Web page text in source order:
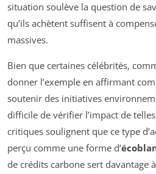
situation soulève la question de
qu’ils achètent suffisent à
massives.
Bien que certaines célébrités,
donner l’exemple en affirmant
soutenir des initiatives
difficile de vérifier l’impact de
critiques soulignent que ce type
perçu comme une forme d’
de crédits carbone sert davantage